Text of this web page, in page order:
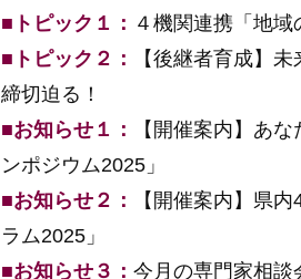
■トピック１： ４機関連携「地
■トピック２：
【後継者育成】
締切迫る！
■お知らせ１：
【開催案内】あ
ンポジウム2025」
■お知らせ２：
【開催案内】県
ラム2025」
■お知らせ３： 今月の専門家相談